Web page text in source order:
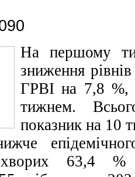
На першому
зниження
ГРВІ на 7,8 %,
тижнем.
показник на 10
хворих